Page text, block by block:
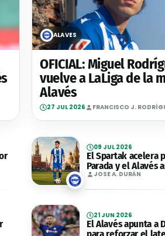
ALAVÉS
OFICIAL: Miguel
vuelve a LaLiga de la
Alavés
27 JUL 2026 FRANCISCO J.
09 JUL 2026
El Spartak acelera
Parada y el Alavés
salida
JOSE A. DURÁN
21 JUN 2026
El Alavés apunta a